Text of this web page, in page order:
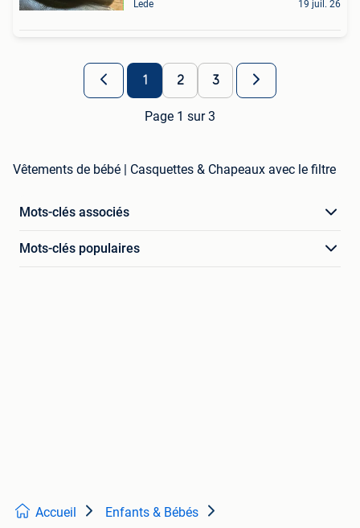
Lede 19 juil. 26
1 2 3
Page 1 sur 3
Vêtements de bébé | Casquettes & Chapeaux avec le filtre
Mots-clés associés
Mots-clés populaires
Accueil Enfants & Bébés